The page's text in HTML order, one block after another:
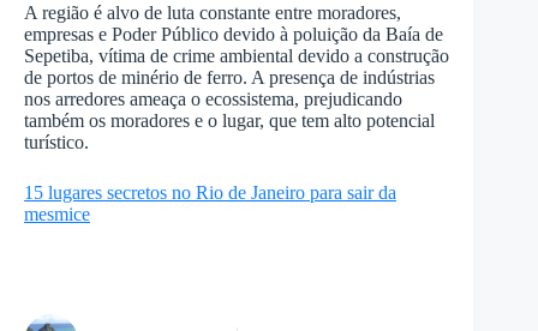
A região é alvo de luta constante entre moradores,
empresas e Poder Público devido à poluição da Baía de
Sepetiba, vítima de crime ambiental devido a construção
de portos de minério de ferro. A presença de indústrias
nos arredores ameaça o ecossistema, prejudicando
também os moradores e o lugar, que tem alto potencial
turístico.
15 lugares secretos no Rio de Janeiro para sair da
mesmice